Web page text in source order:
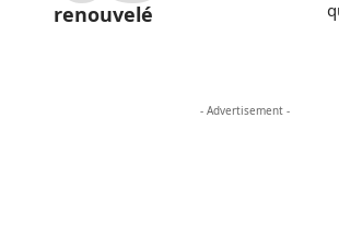
renouvelé
- Advertisement -